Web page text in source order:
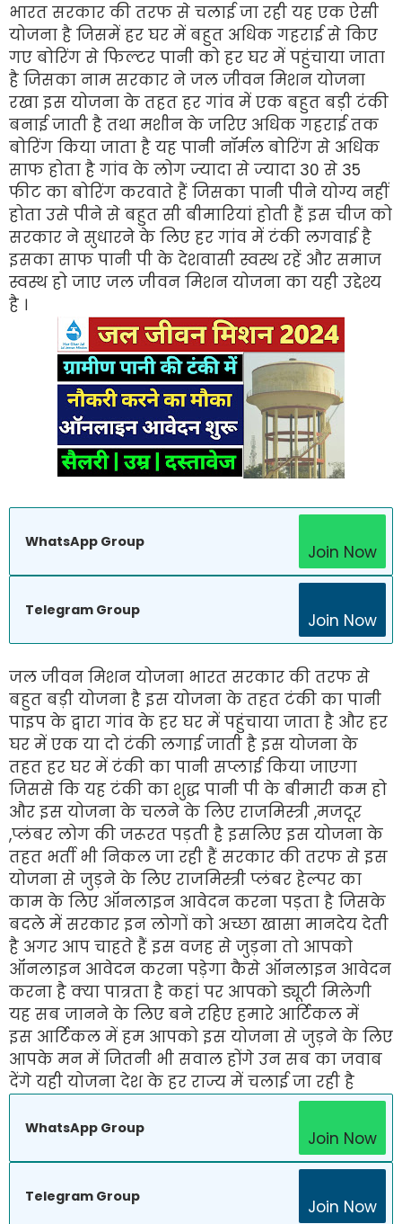
भारत सरकार की तरफ से चलाई जा रही यह एक ऐसी
योजना है जिसमें हर घर में बहुत अधिक गहराई से किए
गए बोरिंग से फिल्टर पानी को हर घर में पहुंचाया जाता
है जिसका नाम सरकार ने जल जीवन मिशन योजना
रखा इस योजना के तहत हर गांव में एक बहुत बड़ी टंकी
बनाई जाती है तथा मशीन के जरिए अधिक गहराई तक
बोरिंग किया जाता है यह पानी नॉर्मल बोरिंग से अधिक
साफ होता है गांव के लोग ज्यादा से ज्यादा 30 से 35
फीट का बोरिंग करवाते हैं जिसका पानी पीने योग्य नहीं
होता उसे पीने से बहुत सी बीमारियां होती हैं इस चीज को
सरकार ने सुधारने के लिए हर गांव में टंकी लगवाई है
इसका साफ पानी पी के देशवासी स्वस्थ रहें और समाज
स्वस्थ हो जाए जल जीवन मिशन योजना का यही उद्देश्य
है ।
WhatsApp Group
Join Now
Telegram Group
Join Now
जल जीवन मिशन योजना भारत सरकार की तरफ से
बहुत बड़ी योजना है इस योजना के तहत टंकी का पानी
पाइप के द्वारा गांव के हर घर में पहुंचाया जाता है और हर
घर में एक या दो टंकी लगाई जाती है इस योजना के
तहत हर घर में टंकी का पानी सप्लाई किया जाएगा
जिससे कि यह टंकी का शुद्ध पानी पी के बीमारी कम हो
और इस योजना के चलने के लिए राजमिस्त्री ,मजदूर
,प्लंबर लोग की जरूरत पड़ती है इसलिए इस योजना के
तहत भर्ती भी निकल जा रही हैं सरकार की तरफ से इस
योजना से जुड़ने के लिए राजमिस्त्री प्लंबर हेल्पर का
काम के लिए ऑनलाइन आवेदन करना पड़ता है जिसके
बदले में सरकार इन लोगों को अच्छा खासा मानदेय देती
है अगर आप चाहते हैं इस वजह से जुड़ना तो आपको
ऑनलाइन आवेदन करना पड़ेगा कैसे ऑनलाइन आवेदन
करना है क्या पात्रता है कहां पर आपको ड्यूटी मिलेगी
यह सब जानने के लिए बने रहिए हमारे आर्टिकल में
इस आर्टिकल में हम आपको इस योजना से जुड़ने के लिए
आपके मन में जितनी भी सवाल होंगे उन सब का जवाब
देंगे यही योजना देश के हर राज्य में चलाई जा रही है
WhatsApp Group
Join Now
Telegram Group
Join Now